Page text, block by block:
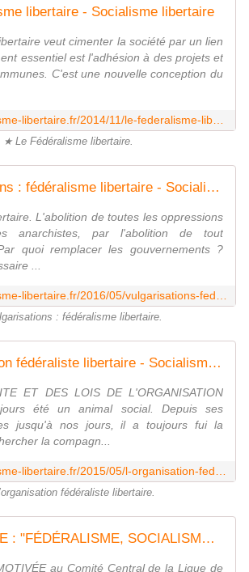
libertaire - Socialisme libertaire
veut cimenter la société par un lien
essentiel est l'adhésion à des projets et
C'est une nouvelle conception du
★ Le Fédéralisme libertaire.
★ Vulgarisations : fédéralisme libertaire - Socialisme libertaire
L'abolition de toutes les oppressions
anarchistes, par l'abolition de tout
quoi remplacer les gouvernements ?
...
: fédéralisme libertaire.
★ L'organisation fédéraliste libertaire - Socialisme libertaire
ET DES LOIS DE L'ORGANISATION
été un animal social. Depuis ses
jusqu'à nos jours, il a toujours fui la
la compagn...
fédéraliste libertaire.
★ BAKOUNINE : "FÉDÉRALISME, SOCIALISME et ANTITHÉOLOGISME" (1895) - Socialisme libertaire
au Comité Central de la Ligue de